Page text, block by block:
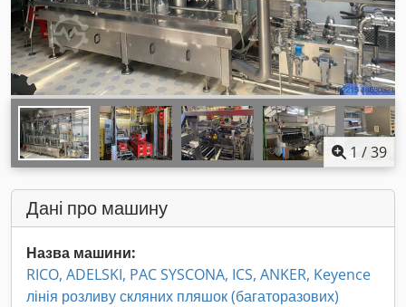
1 /39
Дані про машину
Назва машини:
RICO, ADELSKI, PAC SYSCONA, ICS, ANKER, Keyence
лінія розливу скляних пляшок (багаторазових)